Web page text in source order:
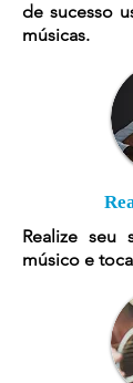
de sucesso
músicas.
Realize seu
músico e